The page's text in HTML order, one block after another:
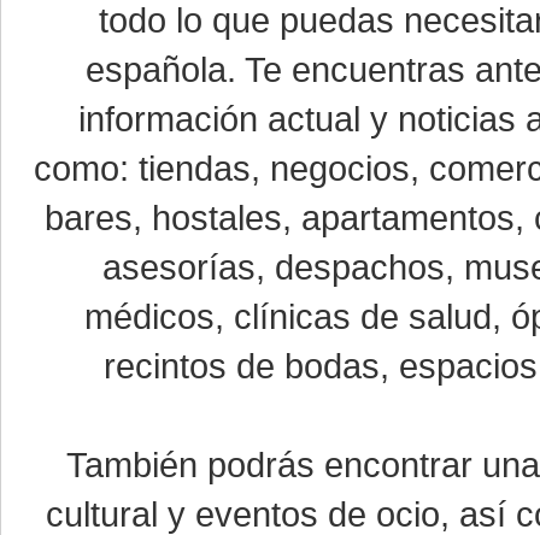
todo lo que puedas
española. Te encuentras
información actual y noticias
como: tiendas, negocios,
bares, hostales,
asesorías, despachos,
médicos, clínicas de salud,
recintos de bodas,
También podrás encontrar
cultural y eventos de ocio, así